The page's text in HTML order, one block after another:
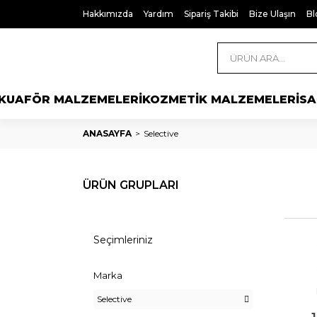
Hakkımızda Yardım Sipariş Takibi Bize Ulaşın
MALZEMELERİKOZMETİK MALZEMELERİ
ANASAYFA Selective
ÜRÜN GRUPLARI
Seçimleriniz
Marka
Selective